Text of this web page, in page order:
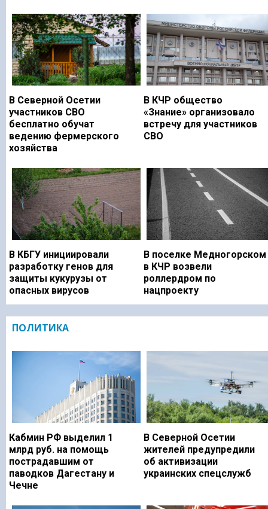
В Северной Осетии
участников СВО
бесплатно обучат
ведению фермерского
хозяйства
В КЧР общество
«Знание» организовало
встречу для участников
СВО
В КБГУ инициировали
разработку генов для
защиты кукурузы от
опасных вирусов
В поселке Медногорском
в КЧР возвели
роллердром по
нацпроекту
ПОЛИТИКА
Кабмин РФ выделил 1
млрд руб. на помощь
пострадавшим от
паводков Дагестану и
Чечне
В Северной Осетии
жителей предупредили
об активизации
украинских спецслужб